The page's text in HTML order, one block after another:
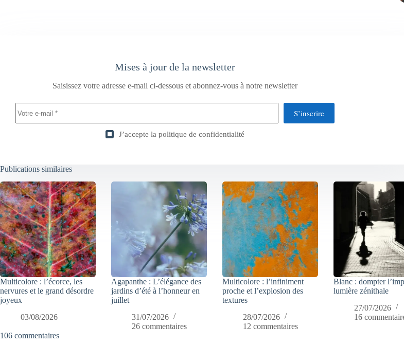
Mises à jour de la newsletter
Saisissez votre adresse e-mail ci-dessous et abonnez-vous à notre newsletter
S’inscrire
J’accepte la politique de confidentialité
Publications similaires
Multicolore : l’écorce, les
nervures et le grand désordre
joyeux
03/08/2026
Agapanthe : L’élégance des
jardins d’été à l’honneur en
juillet
31/07/2026
26 commentaires
Multicolore : l’infiniment
proche et l’explosion des
textures
28/07/2026
12 commentaires
Blanc : dompter
lumière zénithale
27/07/2026
16
106 commentaires